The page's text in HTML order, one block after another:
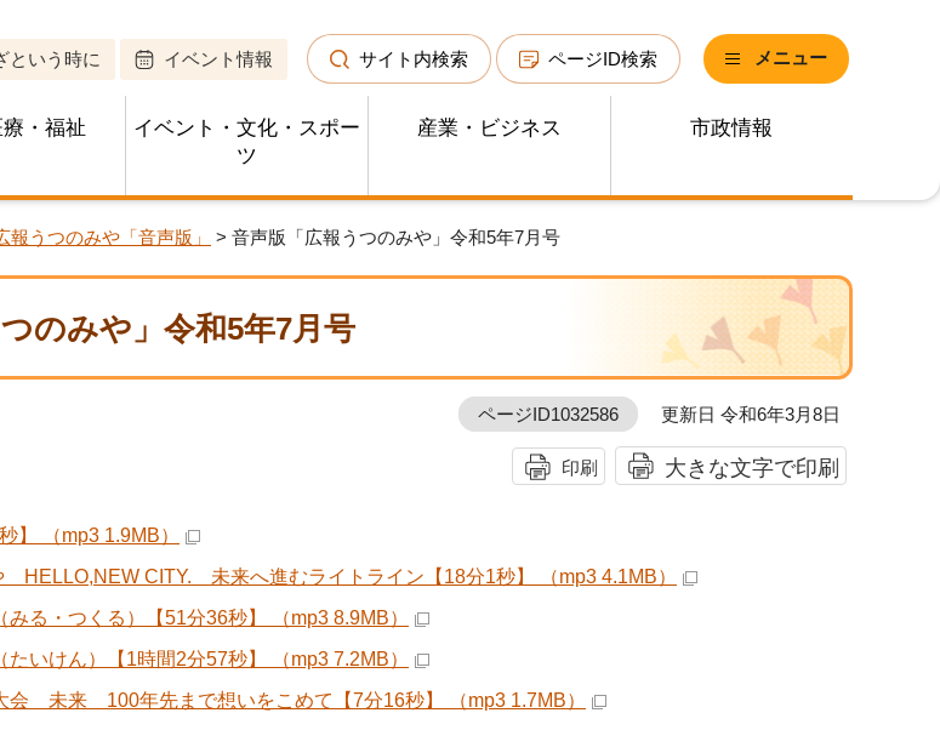
という時に イベント情報 サイト内検索 ページID検索 メニュー
・福祉
イベント・文化・スポー
ツ
産業・ビジネス 市政情報
報うつのみや「音声版」 > 音声版「広報うつのみや」令和5年7月号
のみや」令和5年7月号
ページID1032586 更新日 令和6年3月8日
印刷 大きな文字で印刷
】 （mp3 1.9MB）
HELLO,NEW CITY. 未来へ進むライトライン【18分1秒】 （mp3 4.1MB）
る・つくる）【51分36秒】 （mp3 8.9MB）
いけん）【1時間2分57秒】 （mp3 7.2MB）
未来 100年先まで想いをこめて【7分16秒】 （mp3 1.7MB）